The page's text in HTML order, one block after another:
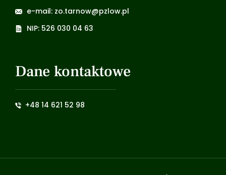
e-mail: zo.tarnow@pzlow.pl
NIP: 526 030 04 63
Dane kontaktowe
+48 14 621 52 98